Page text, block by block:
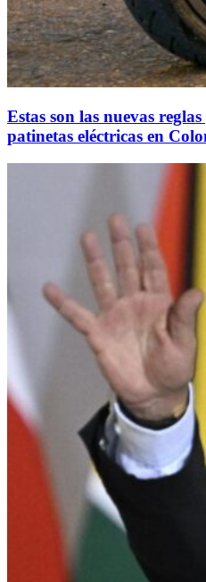
Estas son las nuevas
patinetas eléctricas en